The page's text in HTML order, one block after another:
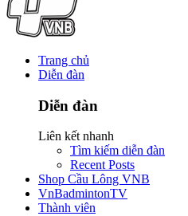
Trang chủ
Diễn đàn
Diễn đàn
Liên kết nhanh
Tìm kiếm diễn đàn
Recent Posts
Shop Cầu Lông VNB
VnBadmintonTV
Thành viên